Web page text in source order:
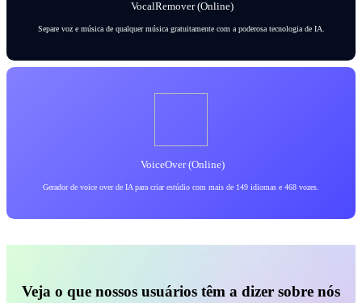
VocalRemover (Online)
Separe voz e música de qualquer música gratuitamente com a poderosa tecnologia de IA.
VoiceOver (Online)
Gerador de voice over de IA para criar estúdio com mais de 149 idiomas e 468 vozes.
Veja o que nossos usuários têm a dizer sobre nós